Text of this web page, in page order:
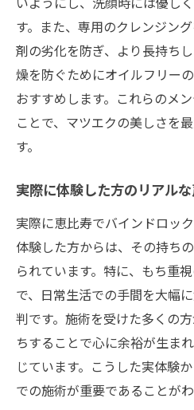
す。また、専用のクレンジン
剤の劣化を防ぎ、より長持ち
燥を防ぐためにオイルフリー
おすすめします。これらのメ
ことで、マツエクの美しさを
す。
実際に体験した方のリアルな
実際に恵比寿でバインドロッ
体験した方からは、その持ち
られています。特に、もち重
で、日常生活での手間を大幅
判です。施術を受けた多くの
ちすることで心に余裕が生ま
じています。こうした実体験
での施術が重要であることがわ